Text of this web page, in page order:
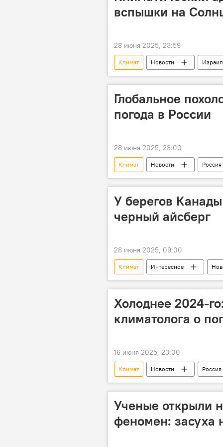
вспышки на
28 июня 2025, 23:59
Климат Новости
Открытие
Звезды
Глобальное
погода в России
28 июня 2025, 23:00
Климат Новости Россия
Похолодание
Засуха
У берегов
черный айсберг
28 июня 2025, 09:00
Климат Интересное
берега
Черный песок
Холоднее 2024-
климатолога о
16 июня 2025, 23:00
Климат Новости
Россия
эксперт по вопросам климата
температурный рекорд
Ученые открыли
феномен: засуха